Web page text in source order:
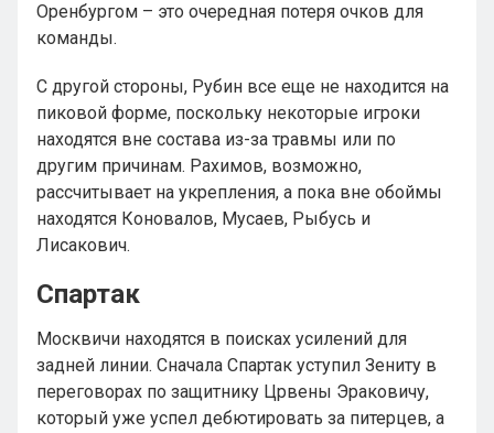
Оренбургом – это очередная потеря очков для
команды.
С другой стороны, Рубин все еще не находится на
пиковой форме, поскольку некоторые игроки
находятся вне состава из-за травмы или по
другим причинам. Рахимов, возможно,
рассчитывает на укрепления, а пока вне обоймы
находятся Коновалов, Мусаев, Рыбусь и
Лисакович.
Спартак
Москвичи находятся в поисках усилений для
задней линии. Сначала Спартак уступил Зениту в
переговорах по защитнику Црвены Эраковичу,
который уже успел дебютировать за питерцев, а